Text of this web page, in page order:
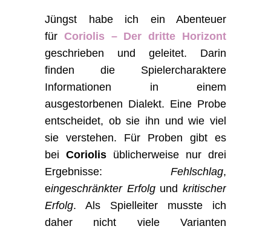
Jüngst habe ich ein Abenteuer
für Coriolis – Der dritte Horizont
geschrieben und geleitet. Darin
finden die Spielercharaktere
Informationen in einem
ausgestorbenen Dialekt. Eine Probe
entscheidet, ob sie ihn und wie viel
sie verstehen. Für Proben gibt es
bei Coriolis üblicherweise nur drei
Ergebnisse: Fehlschlag,
eingeschränkter Erfolgundkritischer
Erfolg. Als Spielleiter musste ich
daher nicht viele Varianten